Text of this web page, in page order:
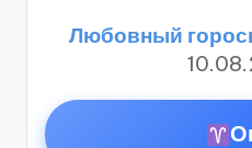
Любовный